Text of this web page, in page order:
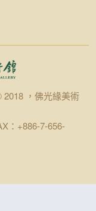
，佛光緣美術
：+886-7-656-